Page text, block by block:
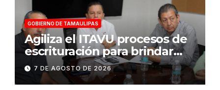
GOBIERNO DE TAMAULIPAS
Agiliza el ITAVU procesos de
escrituración para brindar
certeza patrimonial a más
familias de Tamaulipas
7 DE AGOSTO DE 2026